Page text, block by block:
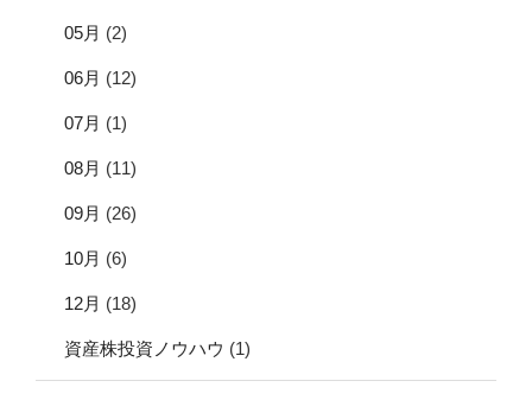
05月 (2)
06月 (12)
07月 (1)
08月 (11)
09月 (26)
10月 (6)
12月 (18)
資産株投資ノウハウ (1)